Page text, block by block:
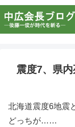
震度7、県
北海道震度6地震
どっちが……